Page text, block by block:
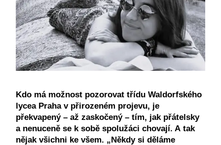
Kdo má možnost pozorovat třídu Waldorfského
lycea Praha v přirozeném projevu, je
překvapený – až zaskočený – tím, jak přátelsky
a nenuceně se k sobě spolužáci chovají. A tak
nějak všichni ke všem. „Někdy si děláme